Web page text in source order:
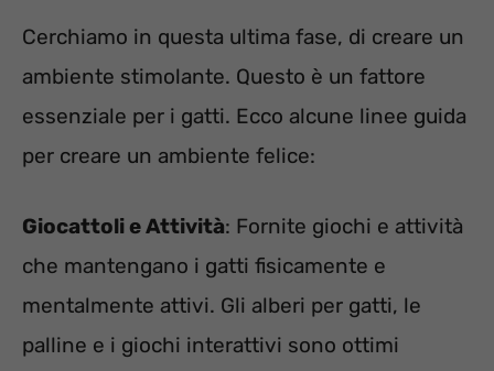
Cerchiamo in questa ultima fase, di creare un
ambiente stimolante. Questo è un fattore
essenziale per i gatti. Ecco alcune linee guida
per creare un ambiente felice:
Giocattoli e Attività: Fornite giochi e attività
che mantengano i gatti fisicamente e
mentalmente attivi. Gli alberi per gatti, le
palline e i giochi interattivi sono ottimi